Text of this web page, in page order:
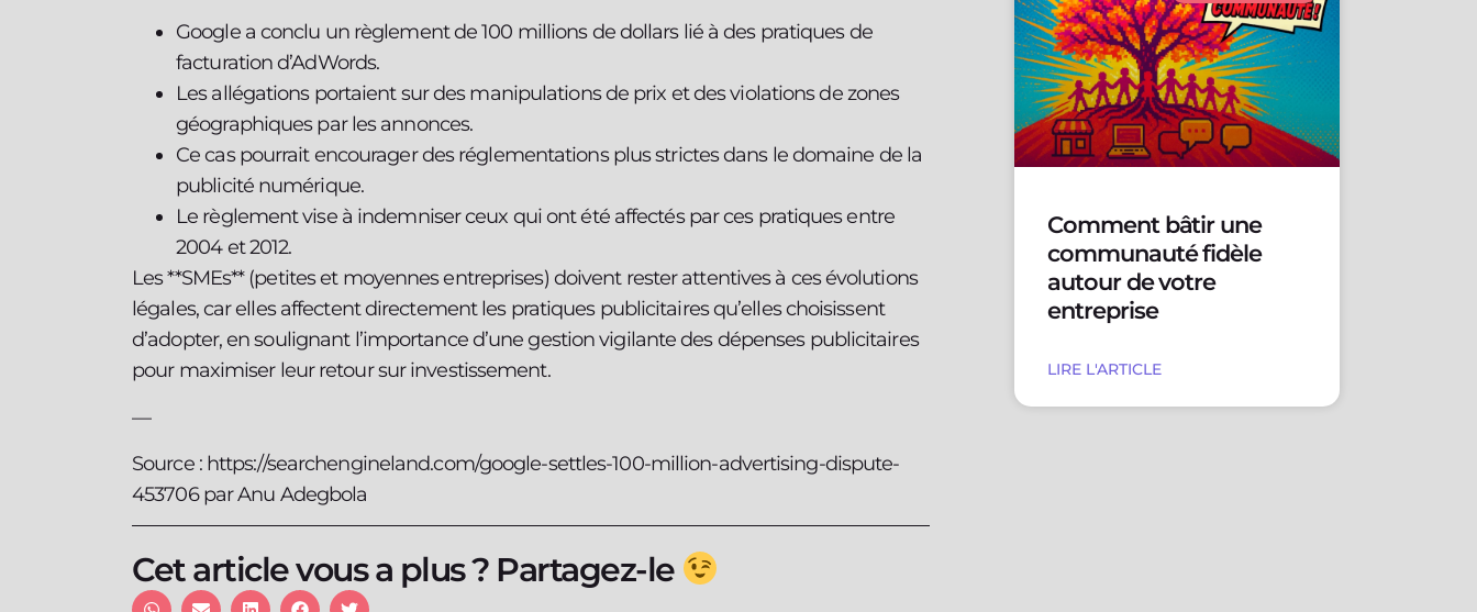
Google a conclu un règlement de 100 millions de dollars lié à des pratiques de
facturation d’AdWords.
Les allégations portaient sur des manipulations de prix et des violations de zones
géographiques par les annonces.
Ce cas pourrait encourager des réglementations plus strictes dans le domaine de la
publicité numérique.
Le règlement vise à indemniser ceux qui ont été affectés par ces pratiques entre
2004 et 2012.
Les **SMEs** (petites et moyennes entreprises) doivent rester attentives à ces évolutions
légales, car elles affectent directement les pratiques publicitaires qu’elles choisissent
d’adopter, en soulignant l’importance d’une gestion vigilante des dépenses publicitaires
pour maximiser leur retour sur investissement.
—
Source : https://searchengineland.com/google-settles-100-million-advertising-dispute-
453706 par Anu Adegbola
Cet article vous a plus ? Partagez-le
Comment bâtir une
communauté fidèle
autour de votre
entreprise
LIRE L'ARTICLE